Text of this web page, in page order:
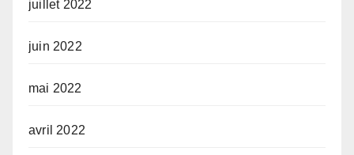
juillet 2022
juin 2022
mai 2022
avril 2022